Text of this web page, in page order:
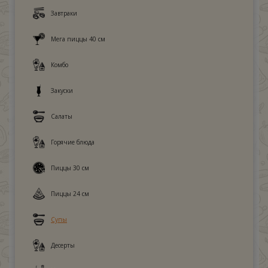
Завтраки
Мега пиццы 40 см
Комбо
Закуски
Салаты
Горячие блюда
Пиццы 30 см
Пиццы 24 см
Супы
Десерты